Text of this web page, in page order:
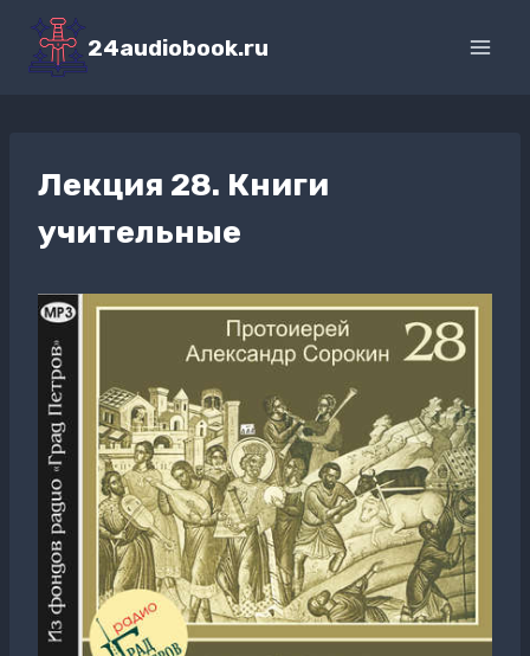
Перейти
содержимому
24audiobook.ru
Лекция 28. Книги
учительные